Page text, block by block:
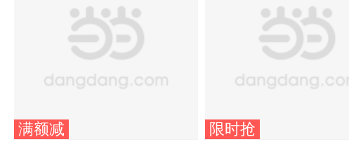
满额减 限时抢